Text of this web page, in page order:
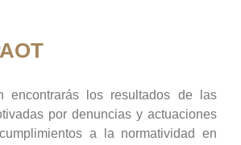
encontrarás los resultados de las
por denuncias y actuaciones
a la normatividad en